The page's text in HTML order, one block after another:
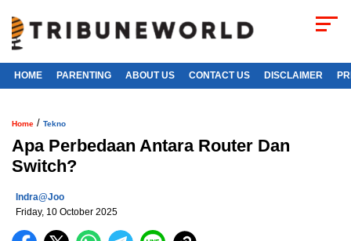
HOME PARENTING ABOUT US CONTACT US DISCLAIMER
Home / Tekno
Apa Perbedaan Antara Router Dan
Switch?
Indra@joo
Friday, 10 October 2025